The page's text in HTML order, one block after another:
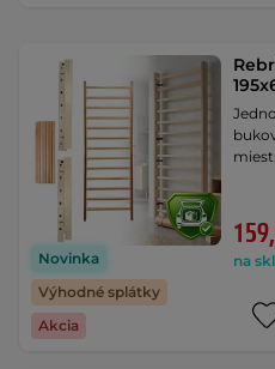
Novinka
Výhodné splátky
Akcia
na